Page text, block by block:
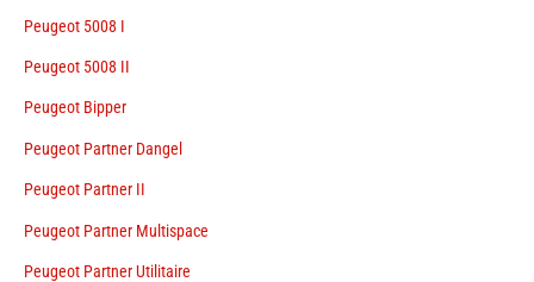
Peugeot 5008 I
Peugeot 5008 II
Peugeot Bipper
Peugeot Partner Dangel
Peugeot Partner II
Peugeot Partner Multispace
Peugeot Partner Utilitaire